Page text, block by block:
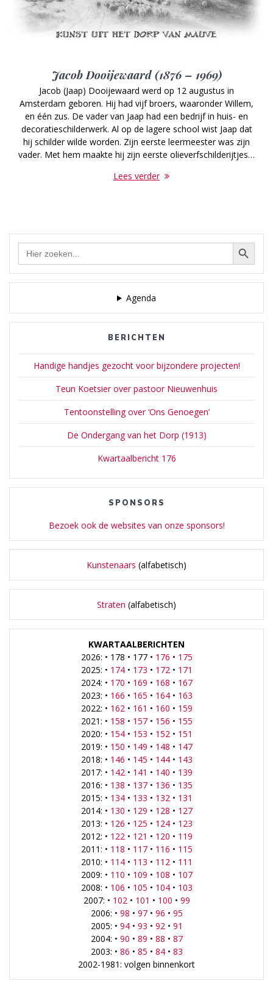
Jacob Dooijewaard (1876 – 1969)
Jacob (Jaap) Dooijewaard werd op 12 augustus in
Amsterdam geboren. Hij had vijf broers, waaronder Willem,
en één zus. De vader van Jaap had een bedrijf in huis- en
decoratieschilderwerk. Al op de lagere school wist Jaap dat
hij schilder wilde worden. Zijn eerste leermeester was zijn
vader. Met hem maakte hij zijn eerste olieverfschilderijtjes…
Lees verder
Zoek Zoekknop
Agenda
BERICHTEN
Handige handjes gezocht voor bijzondere projecten!
Teun Koetsier over pastoor Nieuwenhuis
Tentoonstelling over ‘Ons Genoegen’
De Ondergang van het Dorp (1913)
Kwartaalbericht 176
SPONSORS
Bezoek ook de websites van onze sponsors!
Kunstenaars (alfabetisch)
Straten (alfabetisch)
KWARTAALBERICHTEN
2026: • 178 • 177 • 176 • 175
2025: • 174• 173 • 172• 171
2024: • 170 • 169 • 168 • 167
2023: • 166 • 165 • 164• 163
2022: • 162• 161 • 160 • 159
2021: • 158 • 157• 156 • 155
2020: • 154• 153 • 152• 151
2019: • 150 • 149 • 148 • 147
2018: • 146 • 145 • 144• 143
2017: • 142• 141 • 140 • 139
2016: • 138 • 137• 136 • 135
2015: • 134• 133 • 132• 131
2014: • 130 • 129 • 128 • 127
2013: • 126 • 125 • 124• 123
2012: • 122• 121 • 120 • 119
2011: • 118 • 117• 116 • 115
2010: • 114• 113 • 112• 111
2009: • 110 • 109 • 108 • 107
2008: • 106 • 105 • 104• 103
2007: • 102• 101 • 100 • 99
2006: • 98 • 97• 96 • 95
2005: • 94• 93 • 92• 91
2004: • 90 • 89 • 88 • 87
2003: • 86 • 85 • 84• 83
2002-1981: volgen binnenkort